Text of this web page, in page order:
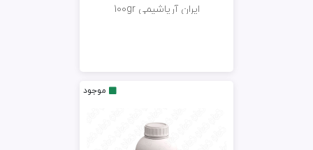
ایران آریاشیمی 100gr
موجود